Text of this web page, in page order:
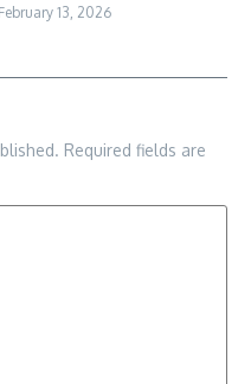
February 13, 2026
Required fields are